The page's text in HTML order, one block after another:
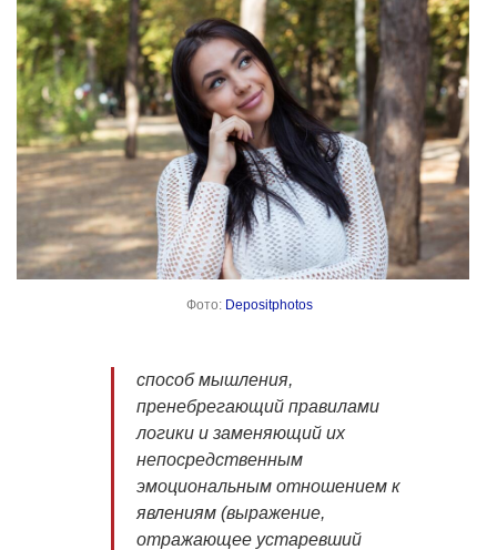
Фото: Depositphotos
способ мышления,
пренебрегающий правилами
логики и заменяющий их
непосредственным
эмоциональным отношением к
явлениям (выражение,
отражающее устаревший